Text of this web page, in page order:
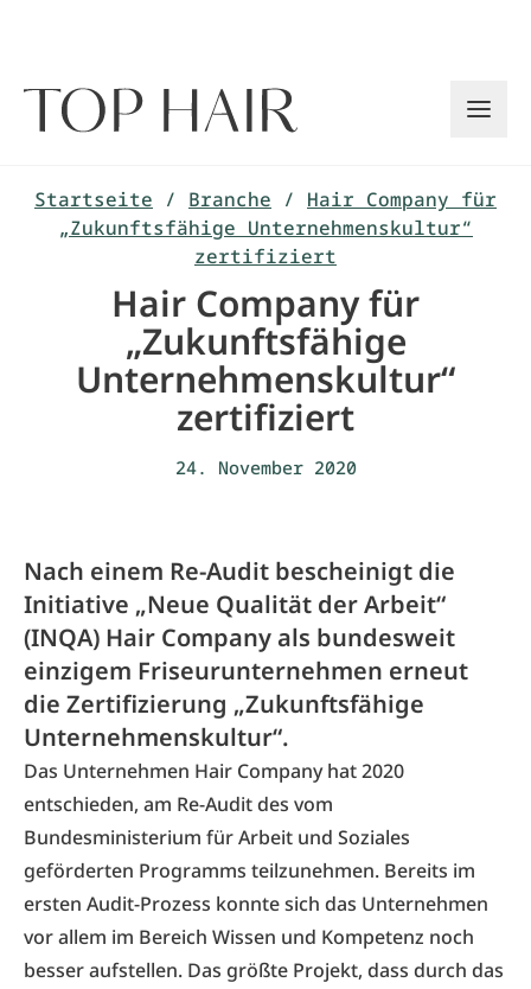
Startseite / Branche / Hair Company für
„Zukunftsfähige Unternehmenskultur“
zertifiziert
Hair Company für
„Zukunftsfähige
Unternehmenskultur“
zertifiziert
24. November 2020
Nach einem Re-Audit bescheinigt die
Initiative „Neue Qualität der Arbeit“
(INQA) Hair Company als bundesweit
einzigem Friseurunternehmen erneut
die Zertifizierung „Zukunftsfähige
Unternehmenskultur“.
Das Unternehmen Hair Company hat 2020
entschieden, am Re-Audit des vom
Bundesministerium für Arbeit und Soziales
geförderten Programms teilzunehmen. Bereits im
ersten Audit-Prozess konnte sich das Unternehmen
vor allem im Bereich Wissen und Kompetenz noch
besser aufstellen. Das größte Projekt, dass durch das